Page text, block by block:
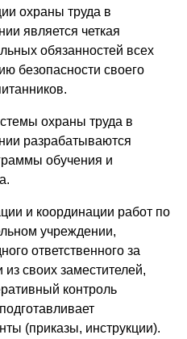
охраны труда в
является четкая
обязанностей всех
безопасности своего
охраны труда в
разрабатываются
обучения и
и координации работ по
учреждении,
ответственного за
своих заместителей,
контроль
(приказы, инструкции).